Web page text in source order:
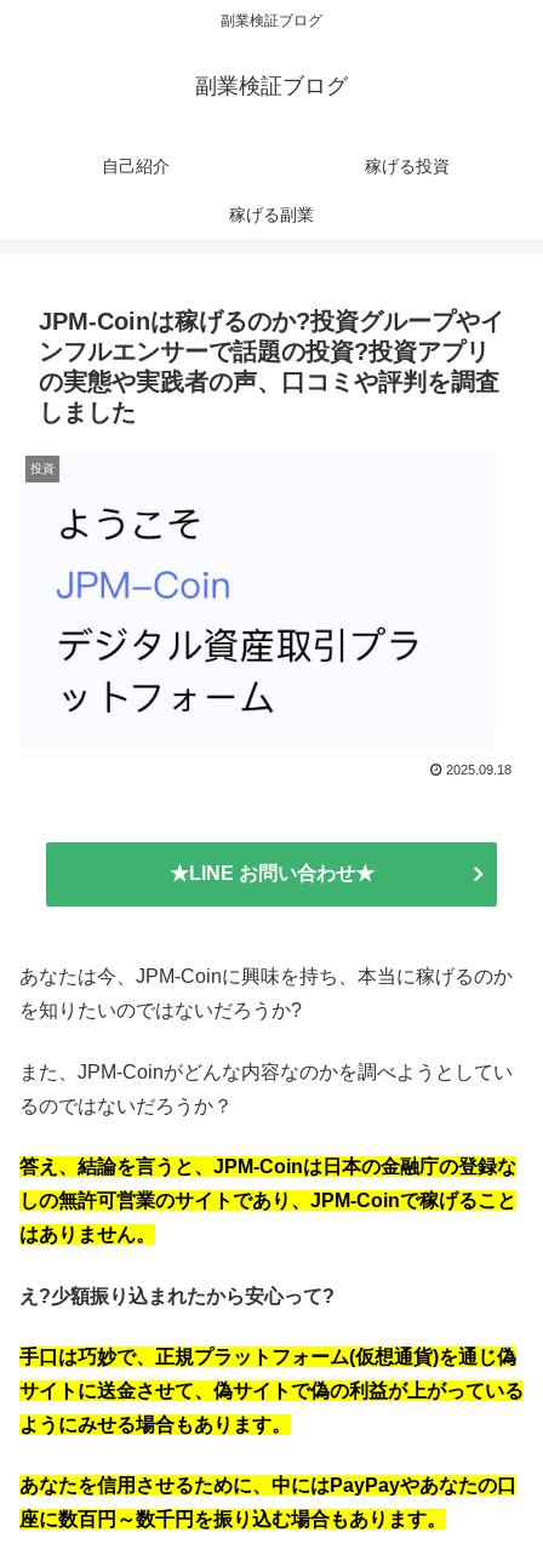
副業検証ブログ
副業検証ブログ
自己紹介 稼げる投資
稼げる副業
JPM-Coinは稼げるのか?投資グループやイ
ンフルエンサーで話題の投資?投資アプリ
の実態や実践者の声、口コミや評判を調査
しました
投資
2025.09.18
★LINE お問い合わせ★
あなたは今、JPM-Coinに興味を持ち、本当に稼げるのか
を知りたいのではないだろうか?
また、JPM-Coinがどんな内容なのかを調べようとしてい
るのではないだろうか？
答え、結論を言うと、JPM-Coinは日本の金融庁の登録な
しの無許可営業のサイトであり、JPM-Coinで稼げること
はありません。
え?少額振り込まれたから安心って?
手口は巧妙で、 正規プラットフォーム(仮想通貨)を通じ偽
サイトに送金させて、偽サイトで偽の利益が上がっている
ようにみせる場合もあります。
あなたを信用させるために、中にはPayPayやあなたの口
座に数百円～数千円を振り込む場合もあります。